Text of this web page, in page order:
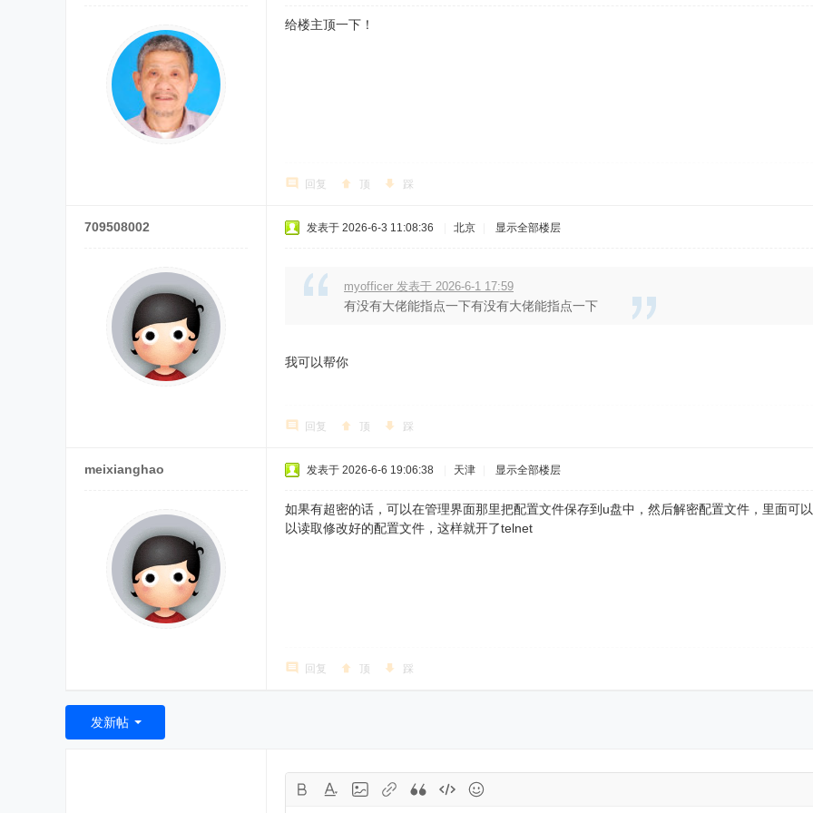
给楼主顶一下！
回复 顶 踩
709508002 发表于 2026-6-3 11:08:36 北京 显示全部楼层
myofficer 发表于 2026-6-1 17:59
有没有大佬能指点一下有没有大佬能指点一下
我可以帮你
回复 顶 踩
meixianghao 发表于 2026-6-6 19:06:38 天津 显示全部楼层
如果有超密的话，可以在管理界面那里把配置文件保存到u盘中，然后解密配置文件，里面可
以读取修改好的配置文件，这样就开了telnet
回复 顶 踩
发新帖